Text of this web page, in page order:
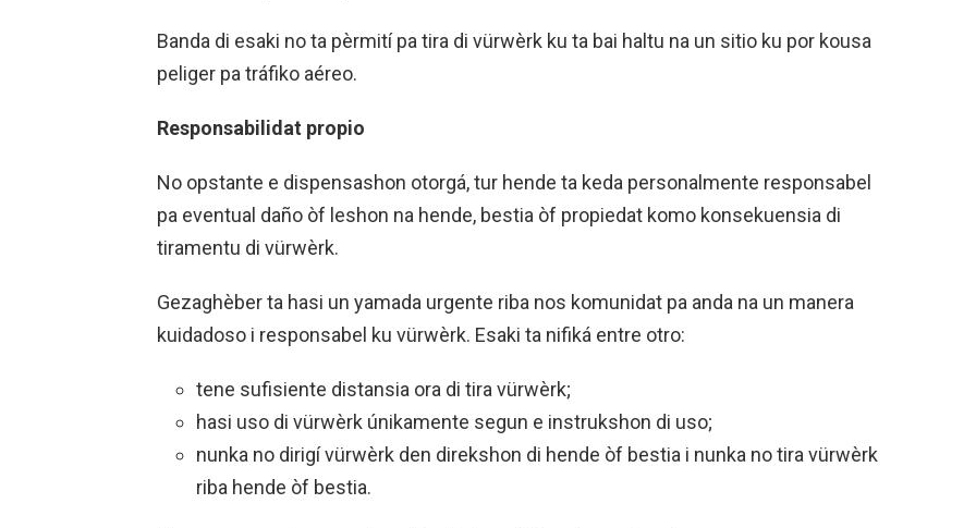
Banda di esaki no ta pèrmití pa tira di vürwèrk ku ta bai haltu na un sitio ku por kousa
peliger pa tráfiko aéreo.
Responsabilidat propio
No opstante e dispensashon otorgá, tur hende ta keda personalmente responsabel
pa eventual daño òf leshon na hende, bestia òf propiedat komo konsekuensia di
tiramentu di vürwèrk.
Gezaghèber ta hasi un yamada urgente riba nos komunidat pa anda na un manera
kuidadoso i responsabel ku vürwèrk. Esaki ta nifiká entre otro:
tene sufisiente distansia ora di tira vürwèrk;
hasi uso di vürwèrk únikamente segun e instrukshon di uso;
nunka no dirigí vürwèrk den direkshon di hende òf bestia i nunka no tira vürwèrk
riba hende òf bestia.